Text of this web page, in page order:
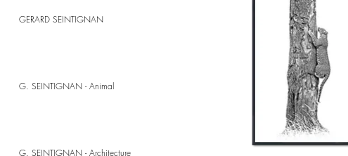
GERARD SEINTIGNAN
G. SEINTIGNAN - Animal
G. SEINTIGNAN - Architecture